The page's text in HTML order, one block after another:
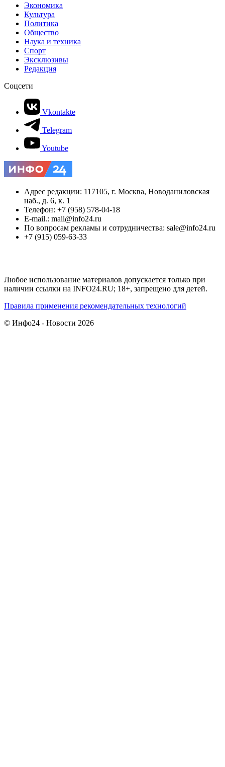
Экономика
Культура
Политика
Общество
Наука и техника
Спорт
Эксклюзивы
Редакция
Соцсети
Vkontakte
Telegram
Youtube
Адрес редакции: 117105, г. Москва, Новоданиловская
наб., д. 6, к. 1
Телефон: +7 (958) 578-04-18
E-mail.: mail@info24.ru
По вопросам рекламы и сотрудничества: sale@info24.ru
+7 (915) 059-63-33
Любое использование материалов допускается только при
наличии ссылки на INFO24.RU; 18+, запрещено для детей.
Правила применения рекомендательных технологий
© Инфо24 - Новости 2026